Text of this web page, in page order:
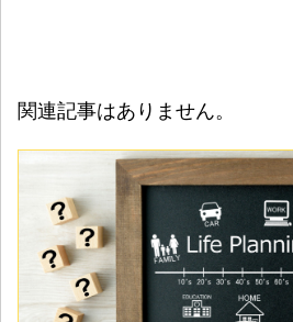
関連記事はありません。